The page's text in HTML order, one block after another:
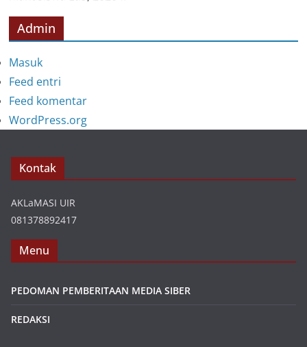
Admin
Masuk
Feed entri
Feed komentar
WordPress.org
Kontak
AKLaMASI UIR
081378892417
Menu
PEDOMAN PEMBERITAAN MEDIA SIBER
REDAKSI